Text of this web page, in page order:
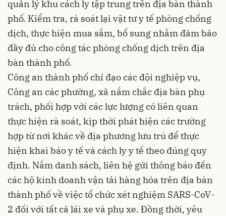
quản lý khu cách ly tập trung trên địa bàn thành
phố. Kiểm tra, rà soát lại vật tư y tế phòng chống
dịch, thực hiện mua sắm, bổ sung nhằm đảm bảo
đầy đủ cho công tác phòng chống dịch trên địa
bàn thành phố.
Công an thành phố chỉ đạo các đội nghiệp vụ,
Công an các phường, xã nắm chắc địa bàn phụ
trách, phối hợp với các lực lượng có liên quan
thực hiện rà soát, kịp thời phát hiện các trường
hợp từ nơi khác về địa phương lưu trú để thực
hiện khai báo y tế và cách ly y tế theo đúng quy
định. Nắm danh sách, liên hệ gửi thông báo đến
các hộ kinh doanh vận tải hàng hóa trên địa bàn
thành phố về việc tổ chức xét nghiệm SARS-CoV-
2 đối với tất cả lái xe và phụ xe. Đồng thời, yêu